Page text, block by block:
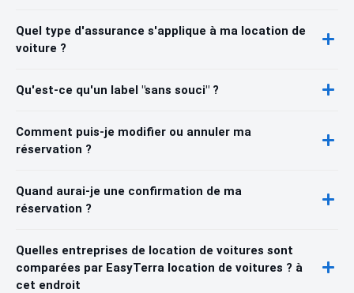
Quel type d'assurance s'applique à ma location de
voiture ?
Qu'est-ce qu'un label "sans souci" ?
Comment puis-je modifier ou annuler ma
réservation ?
Quand aurai-je une confirmation de ma
réservation ?
Quelles entreprises de location de voitures sont
comparées par EasyTerra location de voitures ? à
cet endroit